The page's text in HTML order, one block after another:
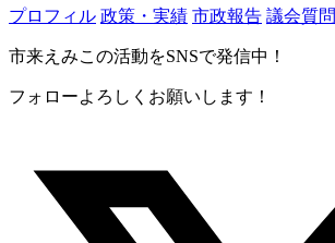
プロフィル 政策・実績 市政報告 議会質問
市来えみこの活動をSNSで発信中！
フォローよろしくお願いします！